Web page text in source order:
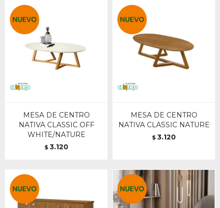
MESA DE CENTRO
NATIVA CLASSIC OFF
WHITE/NATURE
$ 3.120
MESA DE CENTRO
NATIVA CLASSIC NATURE
$ 3.120